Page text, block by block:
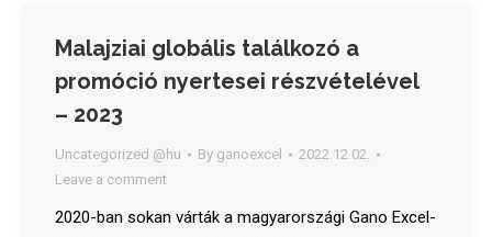
Malajziai globális találkozó a
promóció nyertesei részvételével
– 2023
Uncategorized @hu By ganoexcel
2022.12.02.
Leave a comment
2020-ban sokan várták a magyarországi Gano Excel-